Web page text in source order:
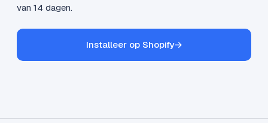
van 14 dagen.
Installeer op Shopify→